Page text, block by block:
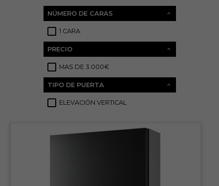
NÚMERO DE CARAS
1 CARA
PRECIO
MAS DE 3.000€
TIPO DE PUERTA
ELEVACIÓN VERTICAL